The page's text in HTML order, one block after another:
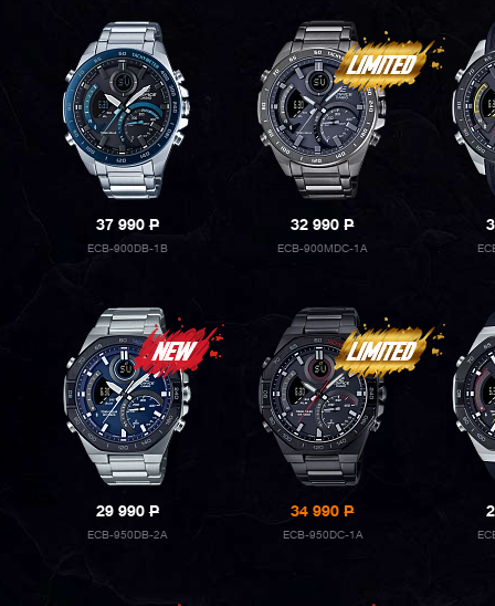
37 990P
ECB-900DB-1B
32 990P
ECB-900MDC-1A
29 990P
ECB-950DB-2A
34 990P
ECB-950DC-1A